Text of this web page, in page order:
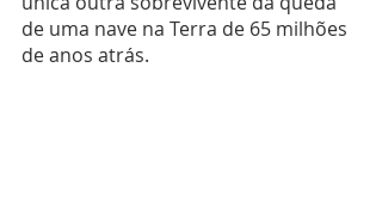
de uma nave na Terra de 65 milhões
de anos atrás.